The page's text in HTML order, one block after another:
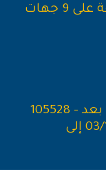
9 جهات
استشارة طبية عن بعد - 105528
تراكمية من 03/11/2023 إلى